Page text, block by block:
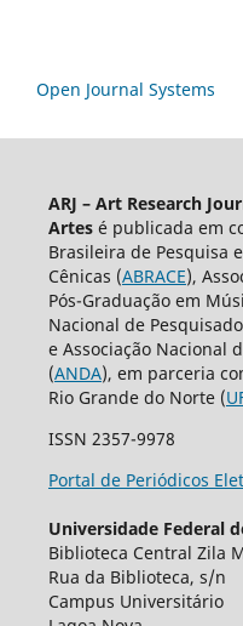
Open Journal Systems
ARJ – Art Research
Artesé publicada em
Brasileira de Pesquisa
Cênicas (ABRACE),
Pós-Graduação em
Nacional de
e Associação Nacional
(ANDA), em parceria
Rio Grande do Norte (
ISSN 2357-9978
Portal de Periódicos
Universidade Federal
Biblioteca Central Zila
Rua da Biblioteca, s/n
Campus Universitário